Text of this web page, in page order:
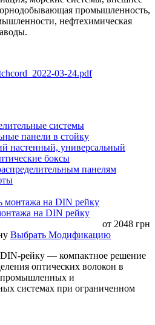
промышленность,
нефтехимическая
03-24.pdf
системы
панели в стойку
настенный, универсальный
боксы
панелям
на DIN рейку
от 2048 грн
Выбрать Модификацию
рейку — компактное решение
оптических волокон в
промышленных и
системах при ограниченном